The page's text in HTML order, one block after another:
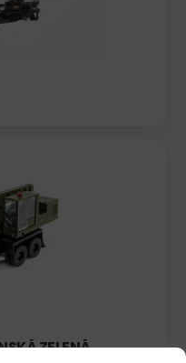
ZELENÁ